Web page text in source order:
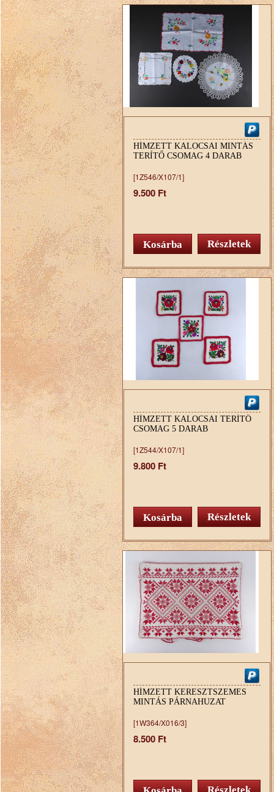
HÍMZETT KALOCSAI MINTÁS
TERÍTŐ CSOMAG 4 DARAB
[1Z546/X107/1]
9.500 Ft
Részletek
HÍMZETT KALOCSAI TERÍTŐ
CSOMAG 5 DARAB
[1Z544/X107/1]
9.800 Ft
Részletek
HÍMZETT KERESZTSZEMES
MINTÁS PÁRNAHUZAT
[1W364/X016/3]
8.500 Ft